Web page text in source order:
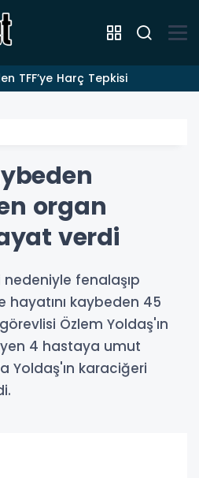
TFF’ye Harç Tepkisi
organ
verdi
fenalaşıp
hayatını kaybeden 45
Özlem Yoldaş'ın
4 hastaya umut
Yoldaş'ın karaciğeri